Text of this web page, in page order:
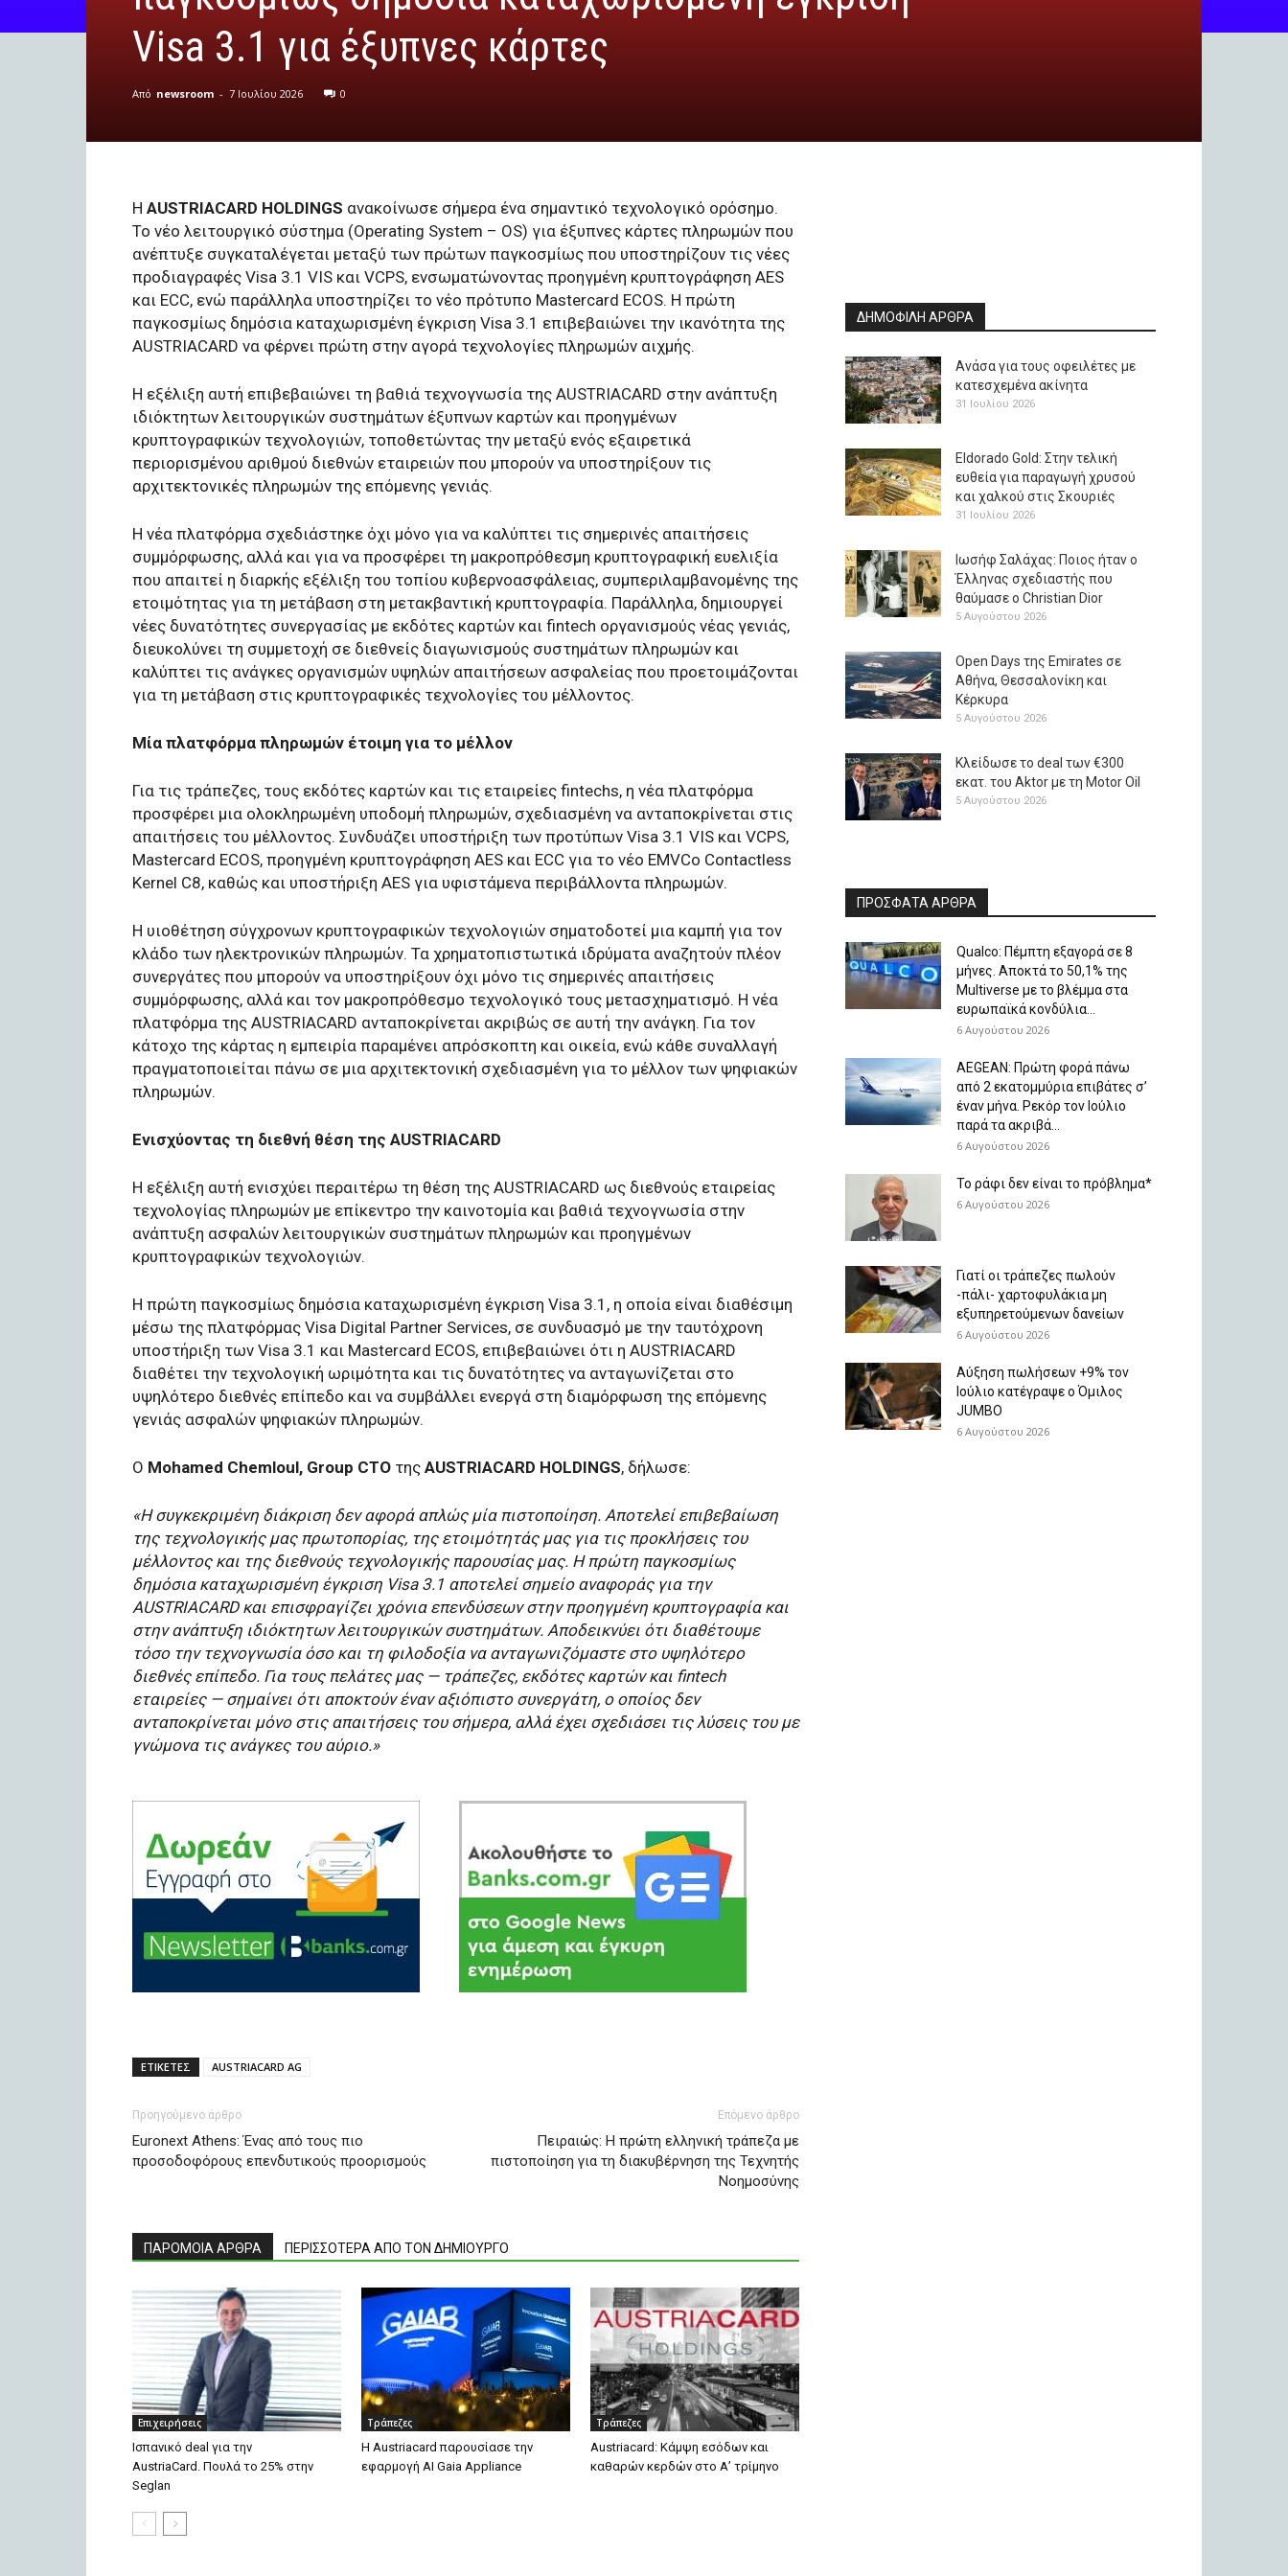
Visa 3.1 για έξυπνες κάρτες
Από newsroom - 7 Ιουλίου 2026 0
Η AUSTRIACARD HOLDINGS ανακοίνωσε σήμερα ένα σημαντικό τεχνολογικό ορόσημο.
Το νέο λειτουργικό σύστημα (Operating System – OS) για έξυπνες κάρτες πληρωμών που
ανέπτυξε συγκαταλέγεται μεταξύ των πρώτων παγκοσμίως που υποστηρίζουν τις νέες
προδιαγραφές Visa 3.1 VIS και VCPS, ενσωματώνοντας προηγμένη κρυπτογράφηση AES
και ECC, ενώ παράλληλα υποστηρίζει το νέο πρότυπο Mastercard ECOS. Η πρώτη
παγκοσμίως δημόσια καταχωρισμένη έγκριση Visa 3.1 επιβεβαιώνει την ικανότητα της
AUSTRIACARD να φέρνει πρώτη στην αγορά τεχνολογίες πληρωμών αιχμής.
Η εξέλιξη αυτή επιβεβαιώνει τη βαθιά τεχνογνωσία της AUSTRIACARD στην ανάπτυξη
ιδιόκτητων λειτουργικών συστημάτων έξυπνων καρτών και προηγμένων
κρυπτογραφικών τεχνολογιών, τοποθετώντας την μεταξύ ενός εξαιρετικά
περιορισμένου αριθμού διεθνών εταιρειών που μπορούν να υποστηρίξουν τις
αρχιτεκτονικές πληρωμών της επόμενης γενιάς.
Η νέα πλατφόρμα σχεδιάστηκε όχι μόνο για να καλύπτει τις σημερινές απαιτήσεις
συμμόρφωσης, αλλά και για να προσφέρει τη μακροπρόθεσμη κρυπτογραφική ευελιξία
που απαιτεί η διαρκής εξέλιξη του τοπίου κυβερνοασφάλειας, συμπεριλαμβανομένης της
ετοιμότητας για τη μετάβαση στη μετακβαντική κρυπτογραφία. Παράλληλα, δημιουργεί
νέες δυνατότητες συνεργασίας με εκδότες καρτών και fintech οργανισμούς νέας γενιάς,
διευκολύνει τη συμμετοχή σε διεθνείς διαγωνισμούς συστημάτων πληρωμών και
καλύπτει τις ανάγκες οργανισμών υψηλών απαιτήσεων ασφαλείας που προετοιμάζονται
για τη μετάβαση στις κρυπτογραφικές τεχνολογίες του μέλλοντος.
Μία πλατφόρμα πληρωμών έτοιμη για το μέλλον
Για τις τράπεζες, τους εκδότες καρτών και τις εταιρείες fintechs, η νέα πλατφόρμα
προσφέρει μια ολοκληρωμένη υποδομή πληρωμών, σχεδιασμένη να ανταποκρίνεται στις
απαιτήσεις του μέλλοντος. Συνδυάζει υποστήριξη των προτύπων Visa 3.1 VIS και VCPS,
Mastercard ECOS, προηγμένη κρυπτογράφηση AES και ECC για το νέο EMVCo Contactless
Kernel C8, καθώς και υποστήριξη AES για υφιστάμενα περιβάλλοντα πληρωμών.
Η υιοθέτηση σύγχρονων κρυπτογραφικών τεχνολογιών σηματοδοτεί μια καμπή για τον
κλάδο των ηλεκτρονικών πληρωμών. Τα χρηματοπιστωτικά ιδρύματα αναζητούν πλέον
συνεργάτες που μπορούν να υποστηρίξουν όχι μόνο τις σημερινές απαιτήσεις
συμμόρφωσης, αλλά και τον μακροπρόθεσμο τεχνολογικό τους μετασχηματισμό. Η νέα
πλατφόρμα της AUSTRIACARD ανταποκρίνεται ακριβώς σε αυτή την ανάγκη. Για τον
κάτοχο της κάρτας η εμπειρία παραμένει απρόσκοπτη και οικεία, ενώ κάθε συναλλαγή
πραγματοποιείται πάνω σε μια αρχιτεκτονική σχεδιασμένη για το μέλλον των ψηφιακών
πληρωμών.
Ενισχύοντας τη διεθνή θέση της AUSTRIACARD
Η εξέλιξη αυτή ενισχύει περαιτέρω τη θέση της AUSTRIACARD ως διεθνούς εταιρείας
τεχνολογίας πληρωμών με επίκεντρο την καινοτομία και βαθιά τεχνογνωσία στην
ανάπτυξη ασφαλών λειτουργικών συστημάτων πληρωμών και προηγμένων
κρυπτογραφικών τεχνολογιών.
Η πρώτη παγκοσμίως δημόσια καταχωρισμένη έγκριση Visa 3.1, η οποία είναι διαθέσιμη
μέσω της πλατφόρμας Visa Digital Partner Services, σε συνδυασμό με την ταυτόχρονη
υποστήριξη των Visa 3.1 και Mastercard ECOS, επιβεβαιώνει ότι η AUSTRIACARD
διαθέτει την τεχνολογική ωριμότητα και τις δυνατότητες να ανταγωνίζεται στο
υψηλότερο διεθνές επίπεδο και να συμβάλλει ενεργά στη διαμόρφωση της επόμενης
γενιάς ασφαλών ψηφιακών πληρωμών.
Ο Mohamed Chemloul, Group CTO της AUSTRIACARD HOLDINGS, δήλωσε:
«Η συγκεκριμένη διάκριση δεν αφορά απλώς μία πιστοποίηση. Αποτελεί επιβεβαίωση
της τεχνολογικής μας πρωτοπορίας, της ετοιμότητάς μας για τις προκλήσεις του
μέλλοντος και της διεθνούς τεχνολογικής παρουσίας μας. Η πρώτη παγκοσμίως
δημόσια καταχωρισμένη έγκριση Visa 3.1 αποτελεί σημείο αναφοράς για την
AUSTRIACARD και επισφραγίζει χρόνια επενδύσεων στην προηγμένη κρυπτογραφία και
στην ανάπτυξη ιδιόκτητων λειτουργικών συστημάτων. Αποδεικνύει ότι διαθέτουμε
τόσο την τεχνογνωσία όσο και τη φιλοδοξία να ανταγωνιζόμαστε στο υψηλότερο
διεθνές επίπεδο. Για τους πελάτες μας — τράπεζες, εκδότες καρτών και fintech
εταιρείες — σημαίνει ότι αποκτούν έναν αξιόπιστο συνεργάτη, ο οποίος δεν
ανταποκρίνεται μόνο στις απαιτήσεις του σήμερα, αλλά έχει σχεδιάσει τις λύσεις του με
γνώμονα τις ανάγκες του αύριο.»
ΕΤΙΚΕΤΕΣ AUSTRIACARD AG
Προηγούμενο άρθρο
Euronext Athens: Ένας από τους πιο
προσοδοφόρους επενδυτικούς προορισμούς
Επόμενο άρθρο
Πειραιώς: H πρώτη ελληνική τράπεζα με
πιστοποίηση για τη διακυβέρνηση της Τεχνητής
Νοημοσύνης
ΠΑΡΟΜΟΙΑ ΑΡΘΡΑ ΠΕΡΙΣΣΟΤΕΡΑ ΑΠΟ ΤΟΝ ΔΗΜΙΟΥΡΓΟ
Επιχειρήσεις
Ισπανικό deal για την
AustriaCard. Πουλά το 25% στην
Seglan
Τράπεζες
Η Austriacard παρουσίασε την
εφαρμογή ΑΙ Gaia Appliance
Τράπεζες
Austriacard: Κάμψη εσόδων και
καθαρών κερδών στο Α’ τρίμηνο
ΔΗΜΟΦΙΛΗ ΑΡΘΡΑ
Ανάσα για τους οφειλέτες με
κατεσχεμένα ακίνητα
31 Ιουλίου 2026
Eldorado Gold: Στην τελική
ευθεία για παραγωγή χρυσού
και χαλκού στις Σκουριές
31 Ιουλίου 2026
Ιωσήφ Σαλάχας: Ποιος ήταν ο
Έλληνας σχεδιαστής που
θαύμασε ο Christian Dior
5 Αυγούστου 2026
Open Days της Emirates σε
Αθήνα, Θεσσαλονίκη και
Κέρκυρα
5 Αυγούστου 2026
Κλείδωσε το deal των €300
εκατ. του Aktor με τη Μotor Oil
5 Αυγούστου 2026
ΠΡΟΣΦΑΤΑ ΑΡΘΡΑ
Qualco: Πέμπτη εξαγορά σε 8
μήνες. Aποκτά το 50,1% της
Multiverse με το βλέμμα στα
ευρωπαϊκά κονδύλια...
6 Αυγούστου 2026
AEGEAN: Πρώτη φορά πάνω
από 2 εκατομμύρια επιβάτες σ’
έναν μήνα. Ρεκόρ τον Ιούλιο
παρά τα ακριβά...
6 Αυγούστου 2026
Το ράφι δεν είναι το πρόβλημα*
6 Αυγούστου 2026
Γιατί οι τράπεζες πωλούν
-πάλι- χαρτοφυλάκια μη
εξυπηρετούμενων δανείων
6 Αυγούστου 2026
Aύξηση πωλήσεων +9% τον
Ιούλιο κατέγραψε ο Όμιλος
JUMBO
6 Αυγούστου 2026